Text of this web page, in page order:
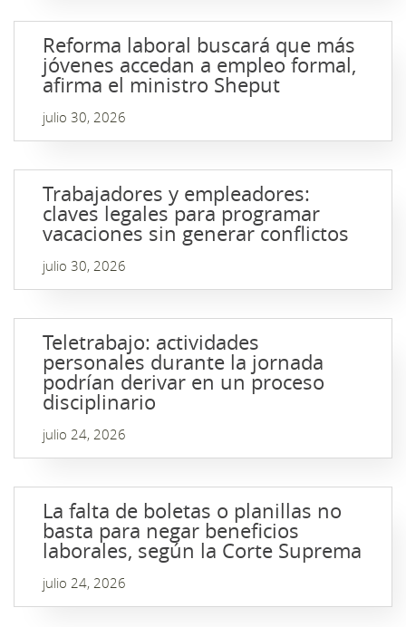
Reforma laboral buscará que más
jóvenes accedan a empleo formal,
afirma el ministro Sheput
julio 30, 2026
Trabajadores y empleadores:
claves legales para programar
vacaciones sin generar conflictos
julio 30, 2026
Teletrabajo: actividades
personales durante la jornada
podrían derivar en un proceso
disciplinario
julio 24, 2026
La falta de boletas o planillas no
basta para negar beneficios
laborales, según la Corte Suprema
julio 24, 2026